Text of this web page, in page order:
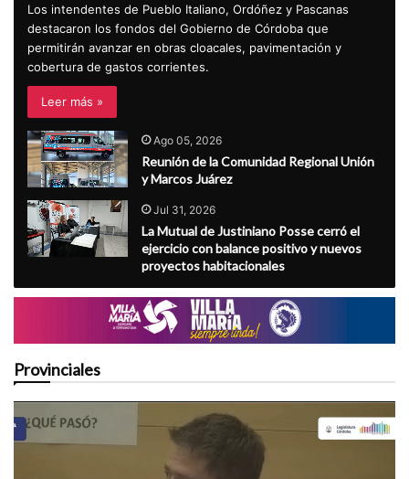
Los intendentes de Pueblo Italiano, Ordóñez y Pascanas
destacaron los fondos del Gobierno de Córdoba que
permitirán avanzar en obras cloacales, pavimentación y
cobertura de gastos corrientes.
Leer más »
Ago 05, 2026
Reunión de la Comunidad Regional Unión
y Marcos Juárez
Jul 31, 2026
La Mutual de Justiniano Posse cerró el
ejercicio con balance positivo y nuevos
proyectos habitacionales
Provinciales